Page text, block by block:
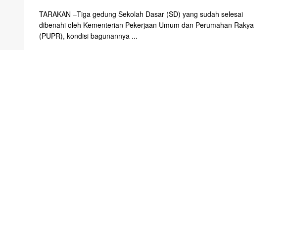
TARAKAN –Tiga gedung Sekolah Dasar (SD) yang sudah selesai
dibenahi oleh Kementerian Pekerjaan Umum dan Perumahan Rakya
(PUPR), kondisi bagunannya ...